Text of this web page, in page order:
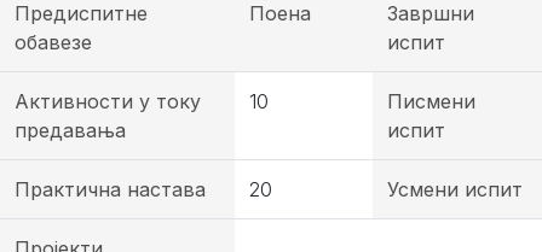
Предиспитне
обавезе
Поена
Завршни
испит
Активности у току
предавања
10
Писмени
испит
Практична настава 20 Усмени испит